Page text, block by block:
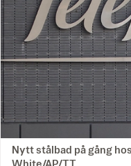
Nytt stålbad på gång